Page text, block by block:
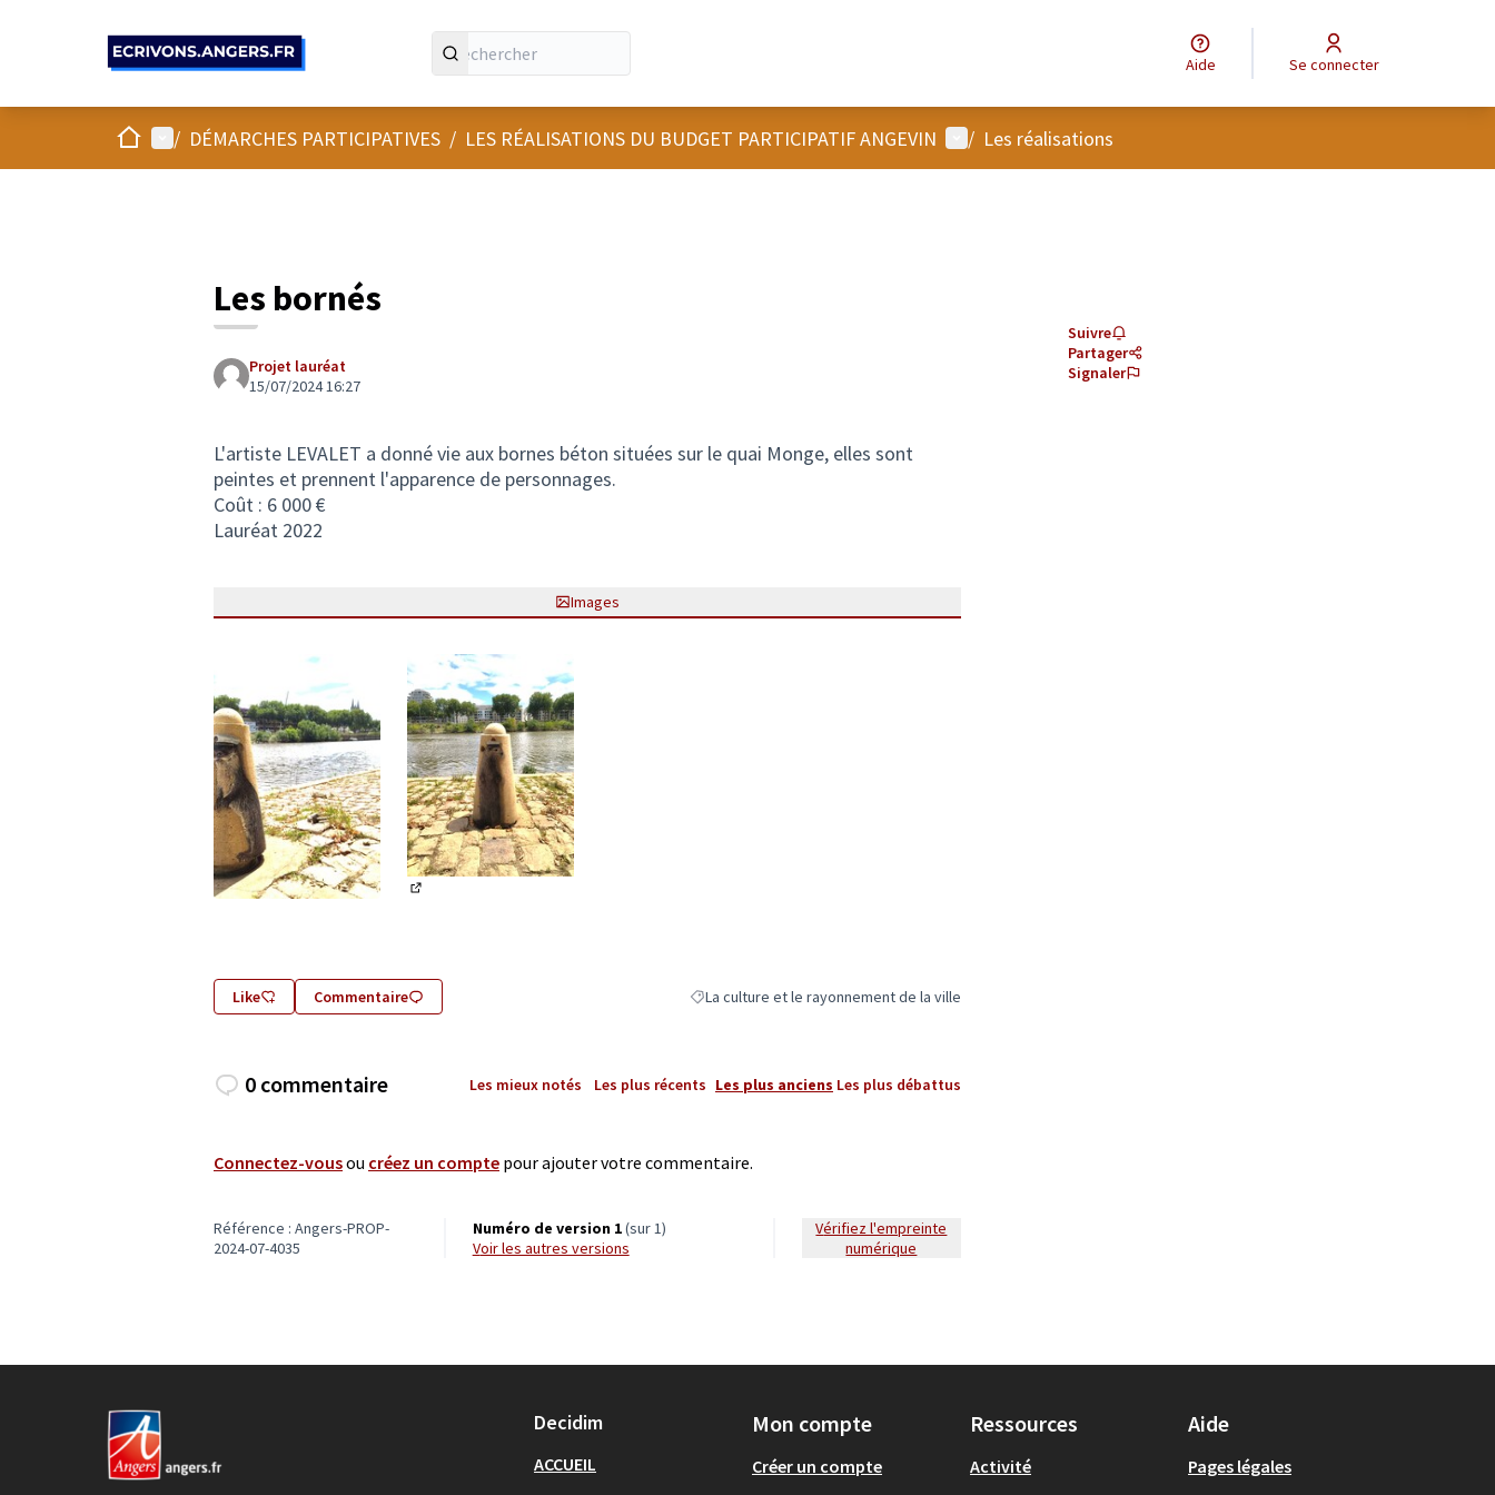
Aide Se connecter
AccueilMenu principal
/ DÉMARCHES PARTICIPATIVES / LES RÉALISATIONS DU BUDGET PARTICIPATIF ANGEVIN Menu utilisateur
/ Les réalisations
Les bornés
Projet lauréat
15/07/2024 16:27
L'artiste LEVALET a donné vie aux bornes béton situées sur le quai Monge, elles sont
peintes et prennent l'apparence de personnages.
Coût : 6 000 €
Lauréat 2022
Images
Like Commentaire Filtrer les résultats de la catégorie : La culture et le rayonnement de la ville
La culture et le rayonnement de la ville
Suivre
Partager
Signaler
0 commentaire Les mieux notés Les plus récents Les plus anciens Les plus débattus
Connectez-vousou créez un compte pour ajouter votre commentaire.
Référence : Angers-PROP-
2024-07-4035
Numéro de version 1(sur 1)
voir les autres versions
Vérifiez l'empreinte
numérique
Decidim
ACCUEIL
Mon compte
Créer un compte
Ressources
Activité
Aide
Pages légales